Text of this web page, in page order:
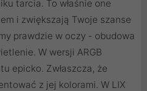
tarcia. To właśnie one
i zwiększają Twoje szanse
prawdzie w oczy - obudowa
W wersji ARGB
epicko. Zwłaszcza, że
z jej kolorami. W LIX